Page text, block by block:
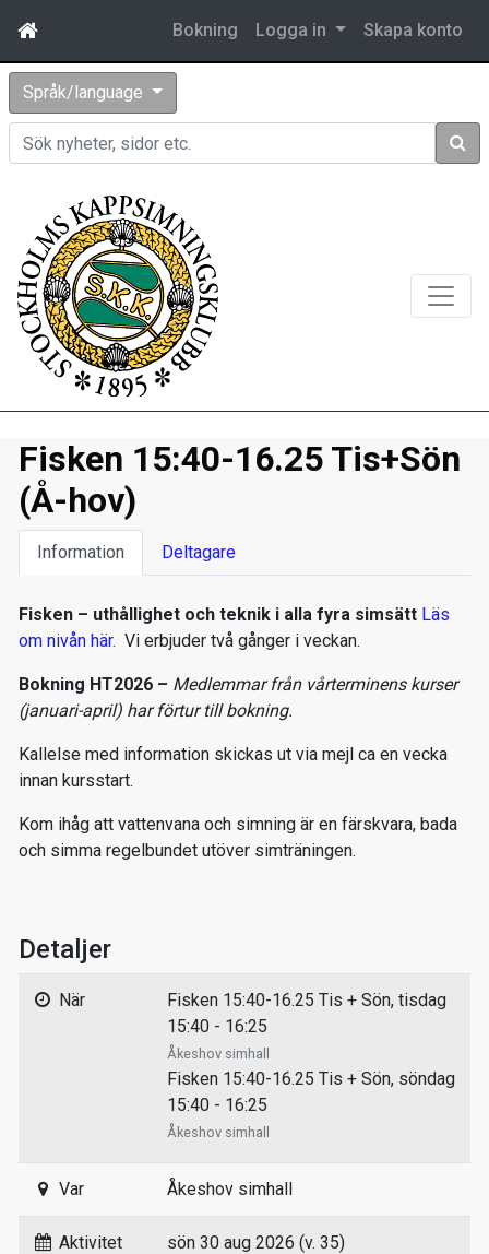
Bokning Logga in Skapa konto
Språk/language
Sök
Fisken 15:40-16.25 Tis+Sön
(Å-hov)
Information Deltagare
Fisken – uthållighet och teknik i alla fyra simsätt Läs
om nivån här. Vi erbjuder två gånger i veckan.
Bokning HT2026 – Medlemmar från vårterminens kurser
(januari-april) har förtur till bokning.
Kallelse med information skickas ut via mejl ca en vecka
innan kursstart.
Kom ihåg att vattenvana och simning är en färskvara, bada
och simma regelbundet utöver simträningen.
Detaljer
När
Fisken 15:40-16.25 Tis + Sön, tisdag
15:40 - 16:25
Åkeshov simhall
Fisken 15:40-16.25 Tis + Sön, söndag
15:40 - 16:25
Åkeshov simhall
Var Åkeshov simhall
Aktivitet
sön 30 aug 2026 (v. 35)